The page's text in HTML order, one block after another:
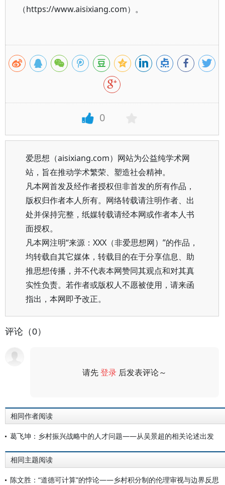
（https://www.aisixiang.com）。
0
爱思想（aisixiang.com）网站为公益纯学术网
站，旨在推动学术繁荣、塑造社会精神。
凡本网首发及经作者授权但非首发的所有作品，
版权归作者本人所有。网络转载请注明作者、出
处并保持完整，纸媒转载请经本网或作者本人书
面授权。
凡本网注明“来源：XXX（非爱思想网）”的作品，
均转载自其它媒体，转载目的在于分享信息、助
推思想传播，并不代表本网赞同其观点和对其真
实性负责。若作者或版权人不愿被使用，请来函
指出，本网即予改正。
评论（0）
请先登录 后发表评论～
相同作者阅读
葛飞坤：乡村振兴战略中的人才问题——从吴景超的相关论述出发
相同主题阅读
陈文胜：“道德可计算”的悖论——乡村积分制的伦理审视与边界反思